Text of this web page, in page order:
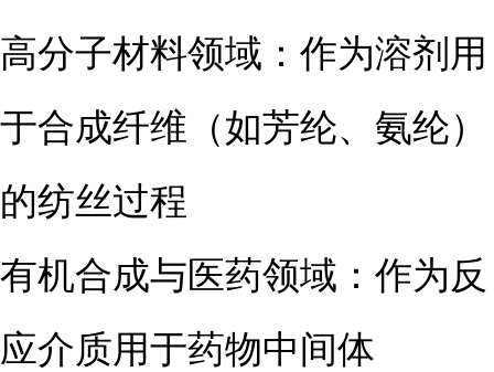
高分子材料领域：作为溶剂用
于合成纤维（如芳纶、氨纶）
的纺丝过程
有机合成与医药领域：作为反
应介质用于药物中间体